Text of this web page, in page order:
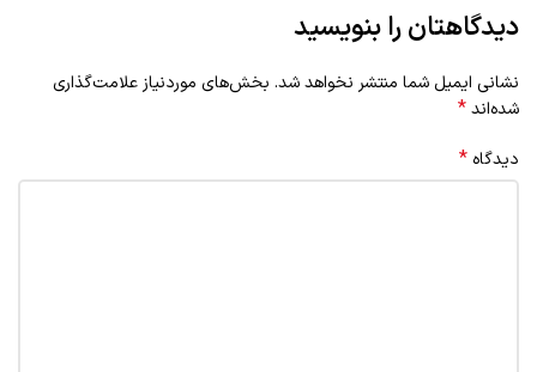
دیدگاهتان را بنویسید
نشانی ایمیل شما منتشر نخواهد شد. بخش‌های موردنیاز علامت‌گذاری
شده‌اند*
دیدگاه *